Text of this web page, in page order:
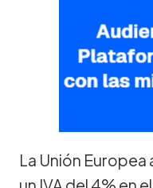
La Unión